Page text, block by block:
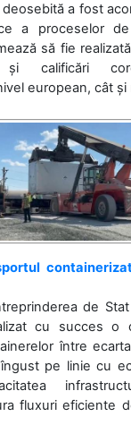
a fost
a proceselor
să fie
calificări
european, cât și
de Stat
cu succes o
între
pe linie cu
fluxuri eficiente